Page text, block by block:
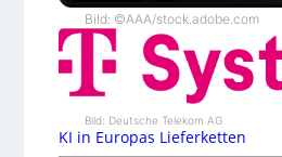
Bild: ©AAA/stock.adobe.com
Bild: Deutsche Telekom AG
KI in Europas Lieferketten